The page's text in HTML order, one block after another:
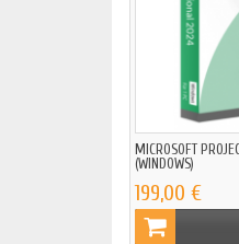
MICROSOFT
(WINDOWS)
199,00 €